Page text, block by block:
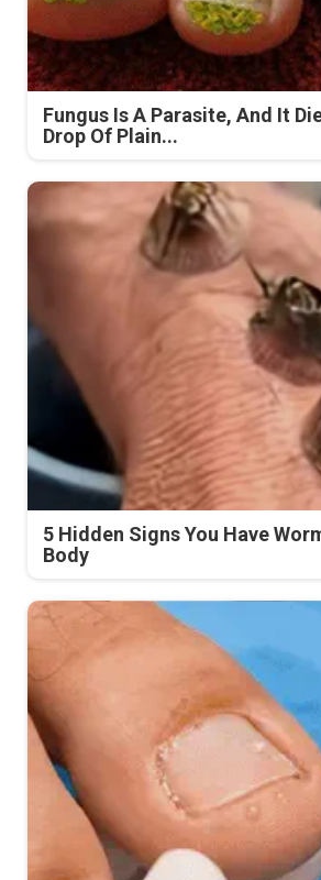
Fungus Is A Parasite, And It
Drop Of Plain...
5 Hidden Signs You Have
Body